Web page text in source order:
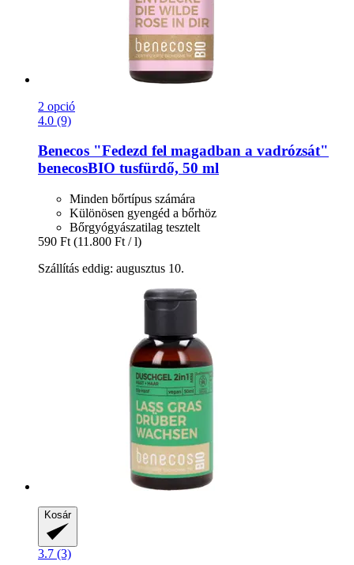
2 opció
4.0 (9)
Benecos "Fedezd fel magadban a vadrózsát"
benecosBIO tusfürdő, 50 ml
Minden bőrtípus számára
Különösen gyengéd a bőrhöz
Bőrgyógyászatilag tesztelt
590 Ft (11.800 Ft / l)
Szállítás eddig: augusztus 10.
Kosár
3.7 (3)